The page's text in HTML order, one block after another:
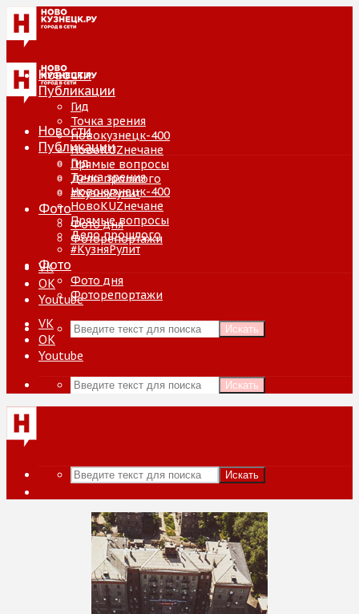
Новости
Публикации
Гид
Точка зрения
Новокузнецк-400
НовоKUZнечане
Прямые вопросы
Дело прошлого
#КузняРулит
Фото
Фото дня
Фоторепортажи
VK
ОК
Youtube
Искать
Новости
Публикации
Гид
Точка зрения
Новокузнецк-400
НовоKUZнечане
Прямые вопросы
Дело прошлого
#КузняРулит
Фото
Фото дня
Фоторепортажи
VK
ОК
Youtube
Искать
Искать